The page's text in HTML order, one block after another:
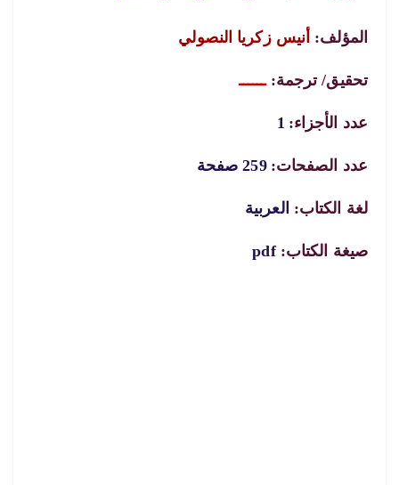
المؤلف: أنيس زكريا النصولي
تحقيق/ ترجمة: ــــــ
عدد الأجزاء: 1
عدد الصفحات: 259 صفحة
لغة الكتاب: العربية
صيغة الكتاب: pdf